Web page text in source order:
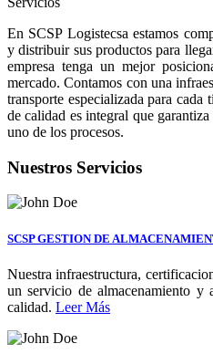
En SCSP Logistecsa estamos
y distribuir sus productos para
empresa tenga un mejor
mercado. Contamos con una
transporte especializada para
de calidad es integral que
uno de los procesos.
Nuestros Servicios
SCSP GESTION DE
Nuestra infraestructura,
un servicio de almacenamiento y
calidad. Leer Más